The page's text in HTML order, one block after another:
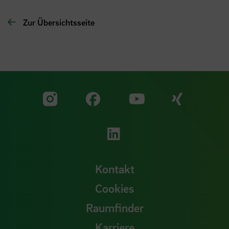
Zur Übersichtsseite
Zu unserer Facebook
Zu
Zu unserer
Kontakt
Cookies
Raumfinder